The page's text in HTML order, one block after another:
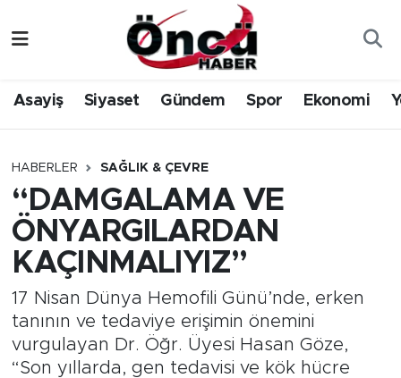
Asayiş Siyaset Gündem Spor Ekonomi
HABERLER SAĞLIK & ÇEVRE
“DAMGALAMA VE
ÖNYARGILARDAN
KAÇINMALIYIZ”
17 Nisan Dünya Hemofili Günü’nde, erken
tanının ve tedaviye erişimin önemini
vurgulayan Dr. Öğr. Üyesi Hasan Göze,
“Son yıllarda, gen tedavisi ve kök hücre
Gündem
Sağlık & Çevre
Spor
Siyaset
Yerel Haber
Öncü Radyo Dinle
Düzce Nöbetçi Eczaneler
Düzce Hava Durumu
Düzce Namaz Vakitleri
Düzce Trafik Yoğunluk Haritası
Süper Lig Puan Durumu ve Fikstür
Tüm Manşetler
Son Dakika Haberleri